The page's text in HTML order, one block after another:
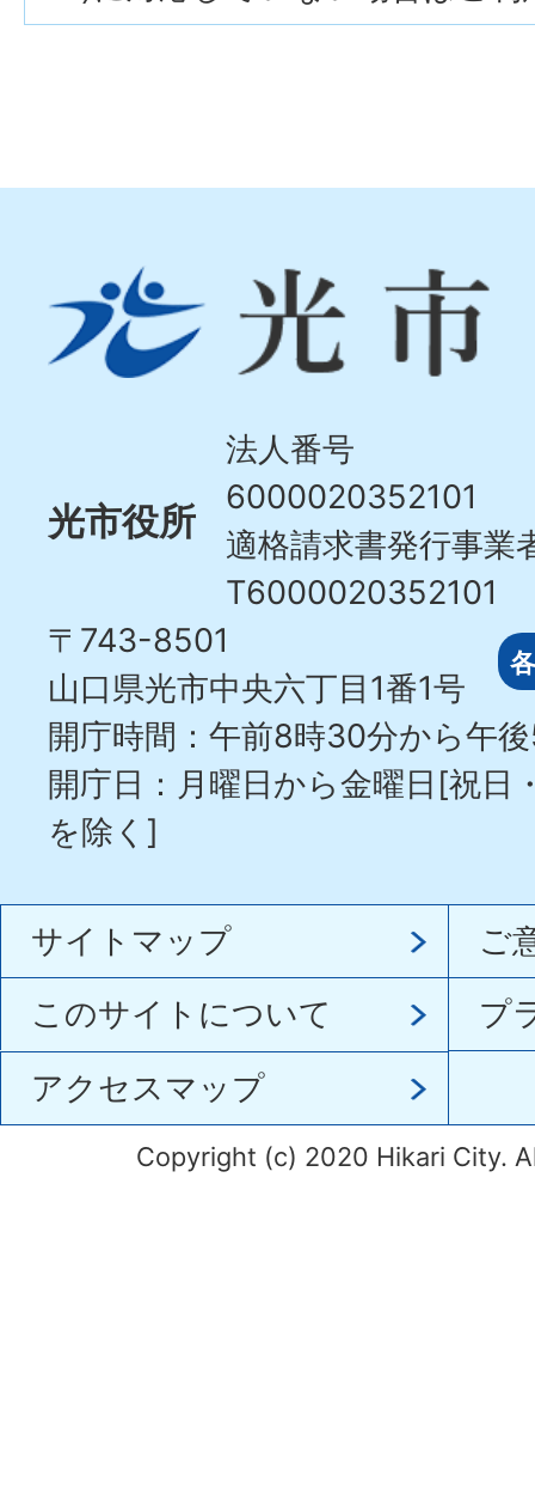
市
Hikari
光市役所
法人番号
6000020352101
適格請求書発行事業
T6000020352101
〒743-8501
山口県光市中央六丁目1番1号
開庁時間：午前8時30分から午
開庁日：月曜日から金曜日[祝日
を除く]
サイトマップ
ご
このサイトについて
プ
アクセスマップ
Copyright (c) 2020 Hikari City.